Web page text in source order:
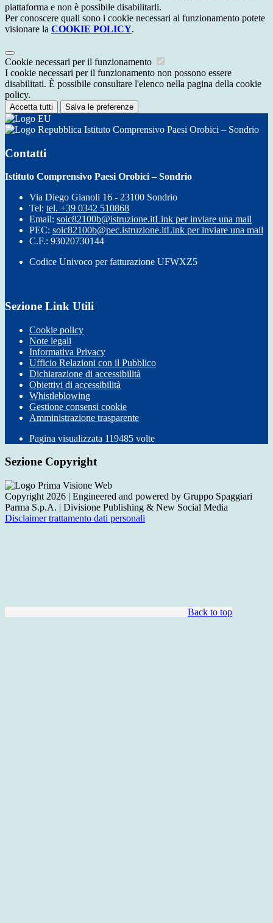
piattaforma e non è possibile disabilitarli.
Per conoscere quali sono i cookie necessari al funzionamento potete
visionare la COOKIE POLICY.
Cookie necessari per il funzionamento
I cookie necessari per il funzionamento non possono essere
disabilitati. È possibile consultare l'elenco nella pagina della cookie
policy.
Accetta tutti Salva le preferenze
Istituto Comprensivo Paesi Orobici – Sondrio
Contatti
Istituto Comprensivo Paesi Orobici – Sondrio
Via Diego Gianoli 16 - 23100 Sondrio
Tel: tel. +39 0342 510868
Email: soic82100b@istruzione.itLink per inviare una mail
PEC: soic82100b@pec.istruzione.itLink per inviare una mail
C.F.: 93020730144
Codice Univoco per fatturazione UFWXZ5
Sezione Link Utili
Cookie policy
Note legali
Informativa Privacy
Ufficio Relazioni con il Pubblico
Dichiarazione di accessibilità
Obiettivi di accessibilità
Whistleblowing
Gestione consensi cookie
Amministrazione trasparente
Pagina visualizzata 119485 volte
Sezione Copyright
Copyright 2026 | Engineered and powered by Gruppo Spaggiari
Parma S.p.A. | Divisione Publishing & New Social Media
Disclaimer trattamento dati personali
Back to top